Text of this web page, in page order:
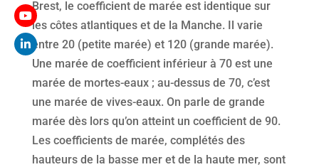
Brest, le coefficient de marée est identique sur
les côtes atlantiques et de la Manche. Il varie
entre 20 (petite marée) et 120 (grande marée).
Une marée de coefficient inférieur à 70 est une
marée de mortes-eaux ; au-dessus de 70, c’est
une marée de vives-eaux. On parle de grande
marée dès lors qu’on atteint un coefficient de 90.
Les coefficients de marée, complétés des
hauteurs de la basse mer et de la haute mer, sont